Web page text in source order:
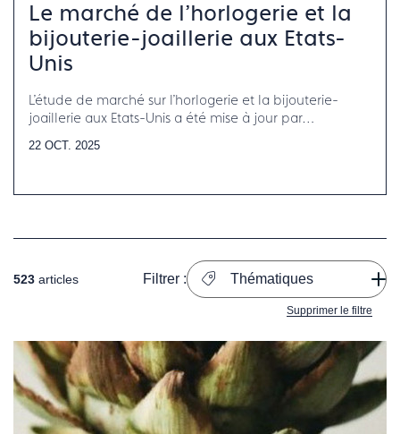
Le marché de l'horlogerie et la
bijouterie-joaillerie aux Etats-
Unis
L'étude de marché sur l'horlogerie et la bijouterie-
joaillerie aux Etats-Unis a été mise à jour par
22 OCT. 2025
523 articles Filtrer : Thématiques
Supprimer le filtre